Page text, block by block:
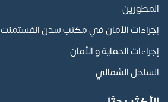
المطورين
إجراءات الأمان في مكتب سدن انفستمنت
إجراءات الحماية و الأمان
الساحل الشمالي